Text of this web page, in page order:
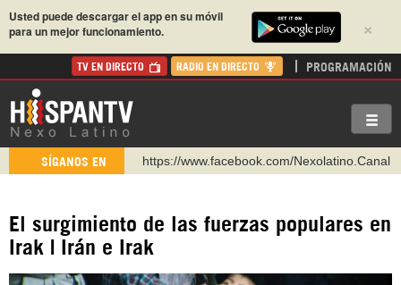
×
Usted puede descargar el app en su móvil
para un mejor funcionamiento.
TV EN DIRECTO RADIO EN DIRECTO PROGRAMACIÓN
SÍGANOS EN
https://www.facebook.com/Nexolatino.Canal
http://twitter.com/nexo_latino
https://t.me/hispantvcanal
El surgimiento de las fuerzas populares en
Irak | Irán e Irak